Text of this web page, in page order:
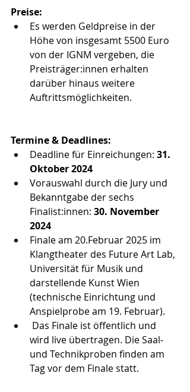
Preise:
Es werden Geldpreise in der
Höhe von insgesamt 5500 Euro
von der IGNM vergeben, die
Preisträger:innen erhalten
darüber hinaus weitere
Auftrittsmöglichkeiten.
Termine & Deadlines:
Deadline für Einreichungen: 31.
Oktober 2024
Vorauswahl durch die Jury und
Bekanntgabe der sechs
Finalist:innen: 30. November
2024
Finale am 20.Februar 2025 im
Klangtheater des Future Art Lab,
Universität für Musik und
darstellende Kunst Wien
(technische Einrichtung und
Anspielprobe am 19. Februar).
wird live übertragen. Die Saal-
und Technikproben finden am
Tag vor dem Finale statt.